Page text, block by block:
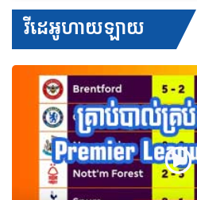
វីដេអូហាយឡាយ